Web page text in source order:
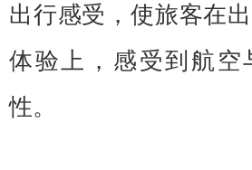
出行感受，使旅客在
体验上，感受到航空
性。